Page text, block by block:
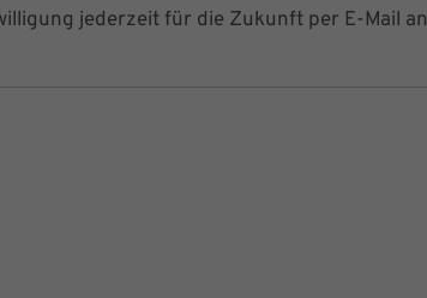
jederzeit für die Zukunft per E-Mail an